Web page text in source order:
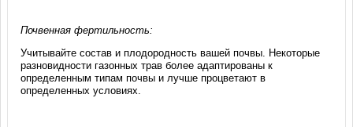
Почвенная фертильность:
Учитывайте состав и плодородность вашей почвы. Некоторые
разновидности газонных трав более адаптированы к
определенным типам почвы и лучше процветают в
определенных условиях.